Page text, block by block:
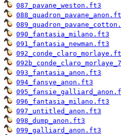
087_pavane_weston.ft3
090_fantasia_milano.ft3
091_fantasia_newman.ft3
093_fantasia_anon.ft3
094_fansye_anon.ft3
096_fantasia_milano.ft3
097_untitled_anon.ft3
098_dump_anon.ft3
099_galliard_anon.ft3